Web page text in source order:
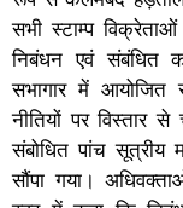
सभी स्टाम्प
निबंधन एवं संबंधित
सभागार में आयोजित
नीतियों पर विस्तार
संबोधित पांच सूत्रीय
सौंपा गया।